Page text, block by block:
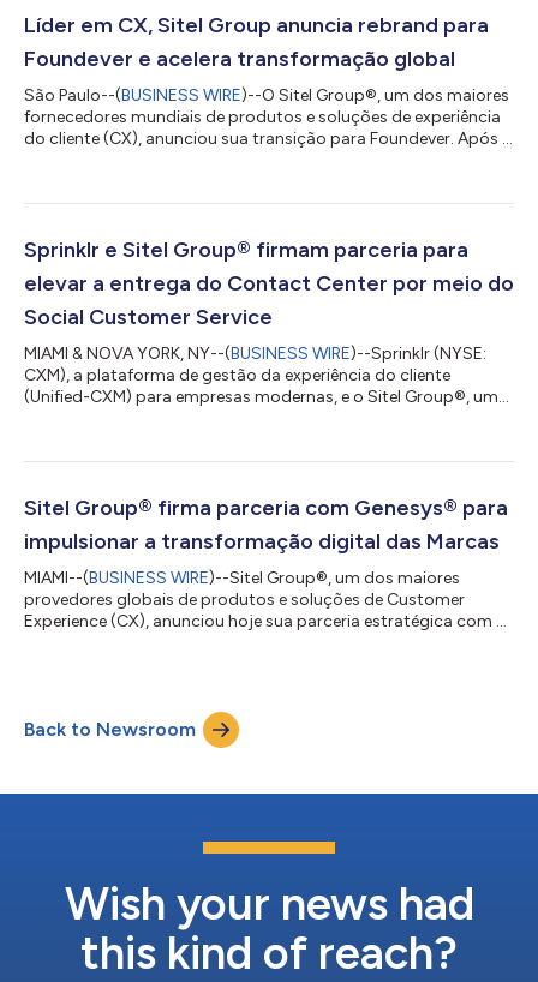
Líder em CX, Sitel Group anuncia rebrand para
Foundever e acelera transformação global
São Paulo--(BUSINESS WIRE)--O Sitel Group®, um dos maiores
fornecedores mundiais de produtos e soluções de experiência
do cliente (CX), anunciou sua transição para Foundever. Após a
do mundo. A nova marca reflete o compromisso da empresa
mercado. Laurent Uberti, presidente, CEO e co-fundador da
Foundever, declarou que a in...
Sprinklr e Sitel Group® firmam parceria para
elevar a entrega do Contact Center por meio do
Social Customer Service
MIAMI & NOVA YORK, NY--(BUSINESS WIRE)--Sprinklr (NYSE:
CXM), a plataforma de gestão da experiência do cliente
(Unified-CXM) para empresas modernas, e o Sitel Group®, um
parceria para ajudar as empresas a elevar a experiência de
Group e da Sprinklr nos permite apoiar as marcas que desejam
ir além no atendimento social, utili...
Sitel Group® firma parceria com Genesys® para
impulsionar a transformação digital das Marcas
MIAMI--(BUSINESS WIRE)--Sitel Group®, um dos maiores
provedores globais de produtos e soluções de Customer
Experience (CX), anunciou hoje sua parceria estratégica com a
recursos da Genesys e do Sitel Group® permitem que as
marcas criem e implementem com rapidez soluções poderosas
para um Contact Center omnichannel na nuvem. Com...
Back to Newsroom
Wish your news had
this kind of reach?